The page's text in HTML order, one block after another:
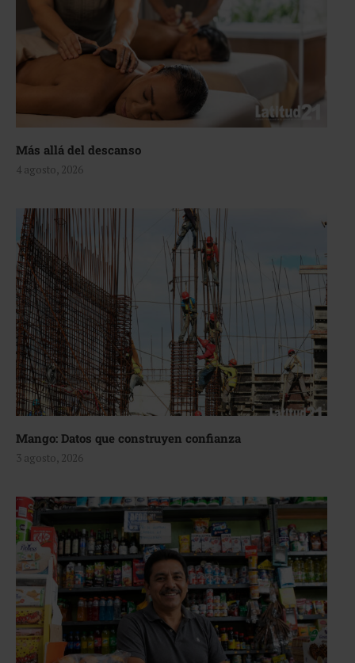
Más allá del descanso
4 agosto, 2026
Mango: Datos que construyen confianza
3 agosto, 2026